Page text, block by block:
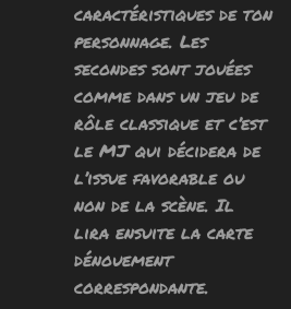
caractéristiques de ton
personnage. Les
secondes sont jouées
comme dans un jeu de
rôle classique et c’est
le MJ qui décidera de
l’issue favorable ou
non de la scène. Il
lira ensuite la carte
dénouement
correspondante.